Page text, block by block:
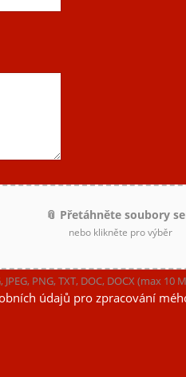
📎 Přetáhněte soubory
nebo klikněte pro výběr
JPEG, PNG, TXT, DOC, DOCX (max
údajů pro zpracování